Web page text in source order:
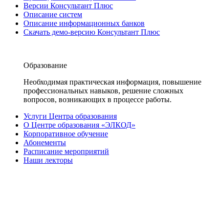
Версии Консультант Плюс
Описание систем
Описание информационных банков
Скачать демо-версию Консультант Плюс
Образование
Необходимая практическая информация, повышение
профессиональных навыков, решение сложных
вопросов, возникающих в процессе работы.
Услуги Центра образования
О Центре образования «ЭЛКОД»
Корпоративное обучение
Абонементы
Расписание мероприятий
Наши лекторы